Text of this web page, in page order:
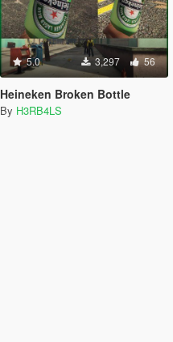
5.0 3,297 56
Heineken Broken Bottle
By H3RB4LS